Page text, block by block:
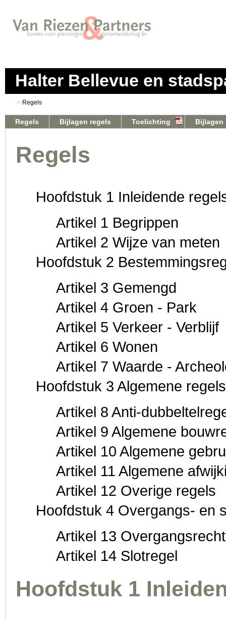
Halter Bellevue en
Regels
Regels Bijlagen regels Toelichting
Regels
Hoofdstuk 1 Inleidende
Artikel 1 Begrippen
Artikel 2 Wijze van meten
Hoofdstuk 2
Artikel 3 Gemengd
Artikel 4 Groen - Park
Artikel 5 Verkeer - Verblijf
Artikel 6 Wonen
Artikel 7 Waarde -
Hoofdstuk 3 Algemene regels
Artikel 8 Anti-
Artikel 9 Algemene
Artikel 10 Algemene
Artikel 11 Algemene
Artikel 12 Overige regels
Hoofdstuk 4 Overgangs- en
Artikel 13 Overgangsrecht
Artikel 14 Slotregel
Hoofdstuk 1